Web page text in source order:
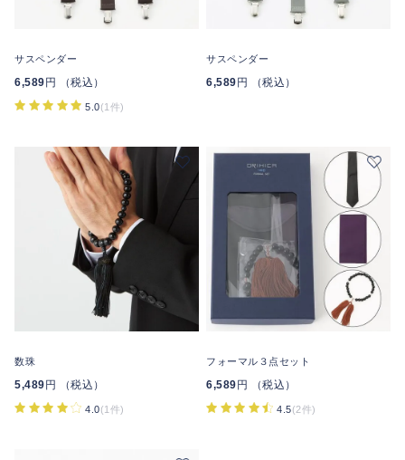
サスペンダー
6,589円 （税込）
5.0(1件)
サスペンダー
6,589円 （税込）
数珠
5,489円 （税込）
4.0(1件)
フォーマル３点セット
6,589円 （税込）
4.5(2件)